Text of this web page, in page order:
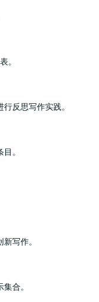
。
反思写作实践。
。
写作。
合。